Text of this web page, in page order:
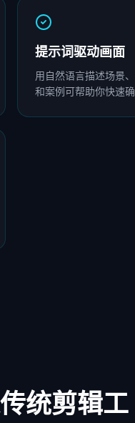
提示词驱动画面
用自然语言描述场景
和案例可帮助你快速确
统剪辑工